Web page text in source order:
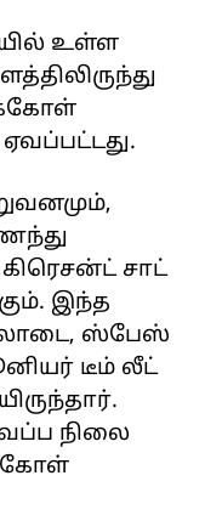
உள்ள
சாட்
இந்த
ஸ்பேஸ்
டீம் லீட்
நிலை
கோள்